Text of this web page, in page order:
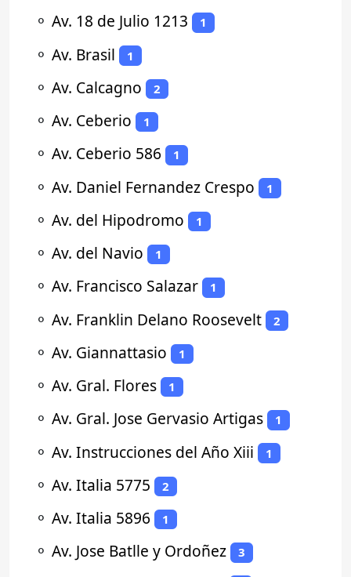
⚬ Av. 18 de Julio 1213 1
⚬ Av. Brasil 1
⚬ Av. Calcagno 2
⚬ Av. Ceberio 1
⚬ Av. Ceberio 586 1
⚬ Av. Daniel Fernandez Crespo 1
⚬ Av. del Hipodromo 1
⚬ Av. del Navio 1
⚬ Av. Francisco Salazar 1
⚬ Av. Franklin Delano Roosevelt 2
⚬ Av. Giannattasio 1
⚬ Av. Gral. Flores 1
⚬ Av. Gral. Jose Gervasio Artigas 1
⚬ Av. Instrucciones del Año Xiii 1
⚬ Av. Italia 5775 2
⚬ Av. Italia 5896 1
⚬ Av. Jose Batlle y Ordoñez 3